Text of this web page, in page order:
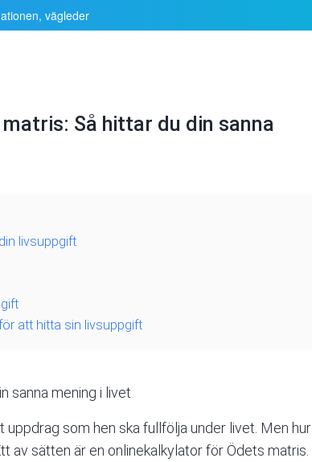
Så hittar du din sanna
livsuppgift
att hitta sin livsuppgift
sanna mening i livet
som hen ska fullfölja under livet. Men hur
av sätten är en onlinekalkylatorför Ödets matris.
vägleder